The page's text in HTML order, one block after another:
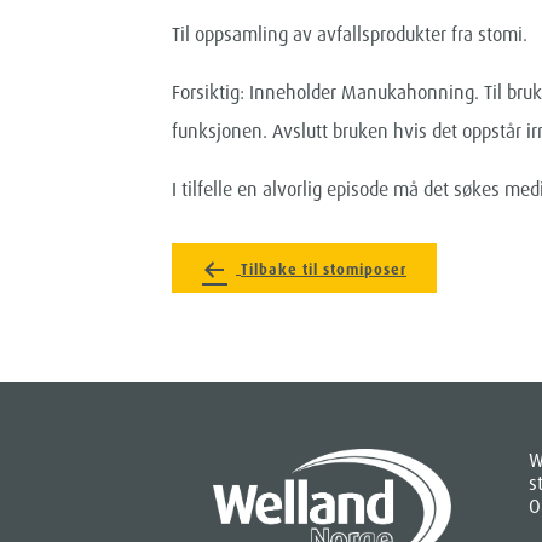
Til oppsamling av avfallsprodukter fra stomi.
Forsiktig: Inneholder Manukahonning. Til
funksjonen. Avslutt bruken hvis det oppstår
I tilfelle en alvorlig episode må det søkes
Tilbake til stomiposer